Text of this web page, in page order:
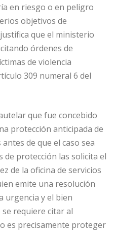
en riesgo o en peligro
objetivos de
que el ministerio
órdenes de
de violencia
309 numeral 6 del
que fue concebido
protección anticipada de
de que el caso sea
de protección las solicita el
de la oficina de servicios
emite una resolución
urgencia y el bien
requiere citar al
es precisamente proteger